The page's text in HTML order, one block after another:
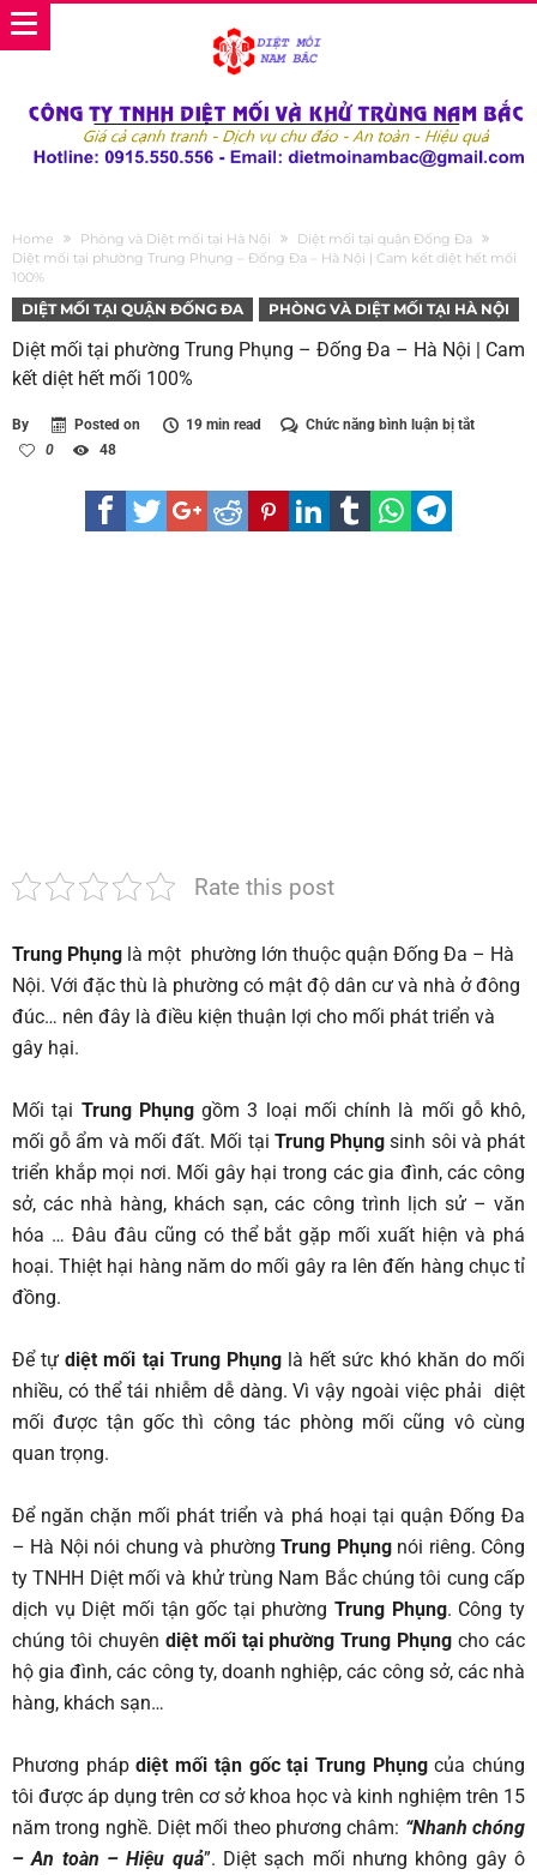
Home Phòng và Diệt mối tại Hà Nội
Diệt mối tại quận Đống Đa
Diệt mối tại phường Trung Phụng – Đống Đa – Hà Nội | Cam kết diệt hết mối
100%
DIỆT MỐI TẠI QUẬN ĐỐNG ĐA PHÒNG VÀ DIỆT MỐI TẠI HÀ NỘI
Diệt mối tại phường Trung Phụng – Đống Đa – Hà Nội | Cam
kết diệt hết mối 100%
By Posted on 19 min read Chức năng bình luận bị tắtở
0 48
Rate this post
Trung Phụng là một phường lớn thuộc quận Đống Đa – Hà
Nội. Với đặc thù là phường có mật độ dân cư và nhà ở đông
đúc… nên đây là điều kiện thuận lợi cho mối phát triển và
gây hại.
Mối tại Trung Phụng gồm 3 loại mối chính là mối gỗ khô,
mối gỗ ẩm và mối đất. Mối tại Trung Phụng sinh sôi và phát
triển khắp mọi nơi. Mối gây hại trong các gia đình, các công
sở, các nhà hàng, khách sạn, các công trình lịch sử – văn
hóa … Đâu đâu cũng có thể bắt gặp mối xuất hiện và phá
hoại. Thiệt hại hàng năm do mối gây ra lên đến hàng chục tỉ
đồng.
Để tự diệt mối tại Trung Phụnglà hết sức khó khăn do mối
nhiều, có thể tái nhiễm dễ dàng. Vì vậy ngoài việc phải diệt
mối được tận gốc thì công tác phòng mối cũng vô cùng
quan trọng.
Để ngăn chặn mối phát triển và phá hoại tại quận Đống Đa
– Hà Nội nói chung và phườngTrung Phụng nói riêng. Công
ty TNHH Diệt mối và khử trùng Nam Bắc chúng tôi cung cấp
dịch vụ Diệt mối tận gốc tại phườngTrung Phụng. Công ty
chúng tôi chuyên diệt mối tại phường Trung Phụng cho các
hộ gia đình, các công ty, doanh nghiệp, các công sở, các nhà
hàng, khách sạn…
Phương phápdiệt mối tận gốc tại Trung Phụngcủa chúng
tôi được áp dụng trên cơ sở khoa học và kinh nghiệm trên 15
năm trong nghề. Diệt mối theo phương châm: “Nhanh chóng
– An toàn – Hiệu quả”. Diệt sạch mối nhưng không gây ô